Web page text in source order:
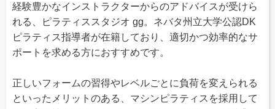
経験豊かなインストラクターからのアドバイスが受けら
れる、ピラティススタジオ gg。ネバタ州立大学公認DK
ピラティス指導者が在籍しており、適切かつ効率的なサ
ポートを求める方におすすめです。
正しいフォームの習得やレベルごとに負荷を変えられる
といったメリットのある、マシンピラティスを採用して